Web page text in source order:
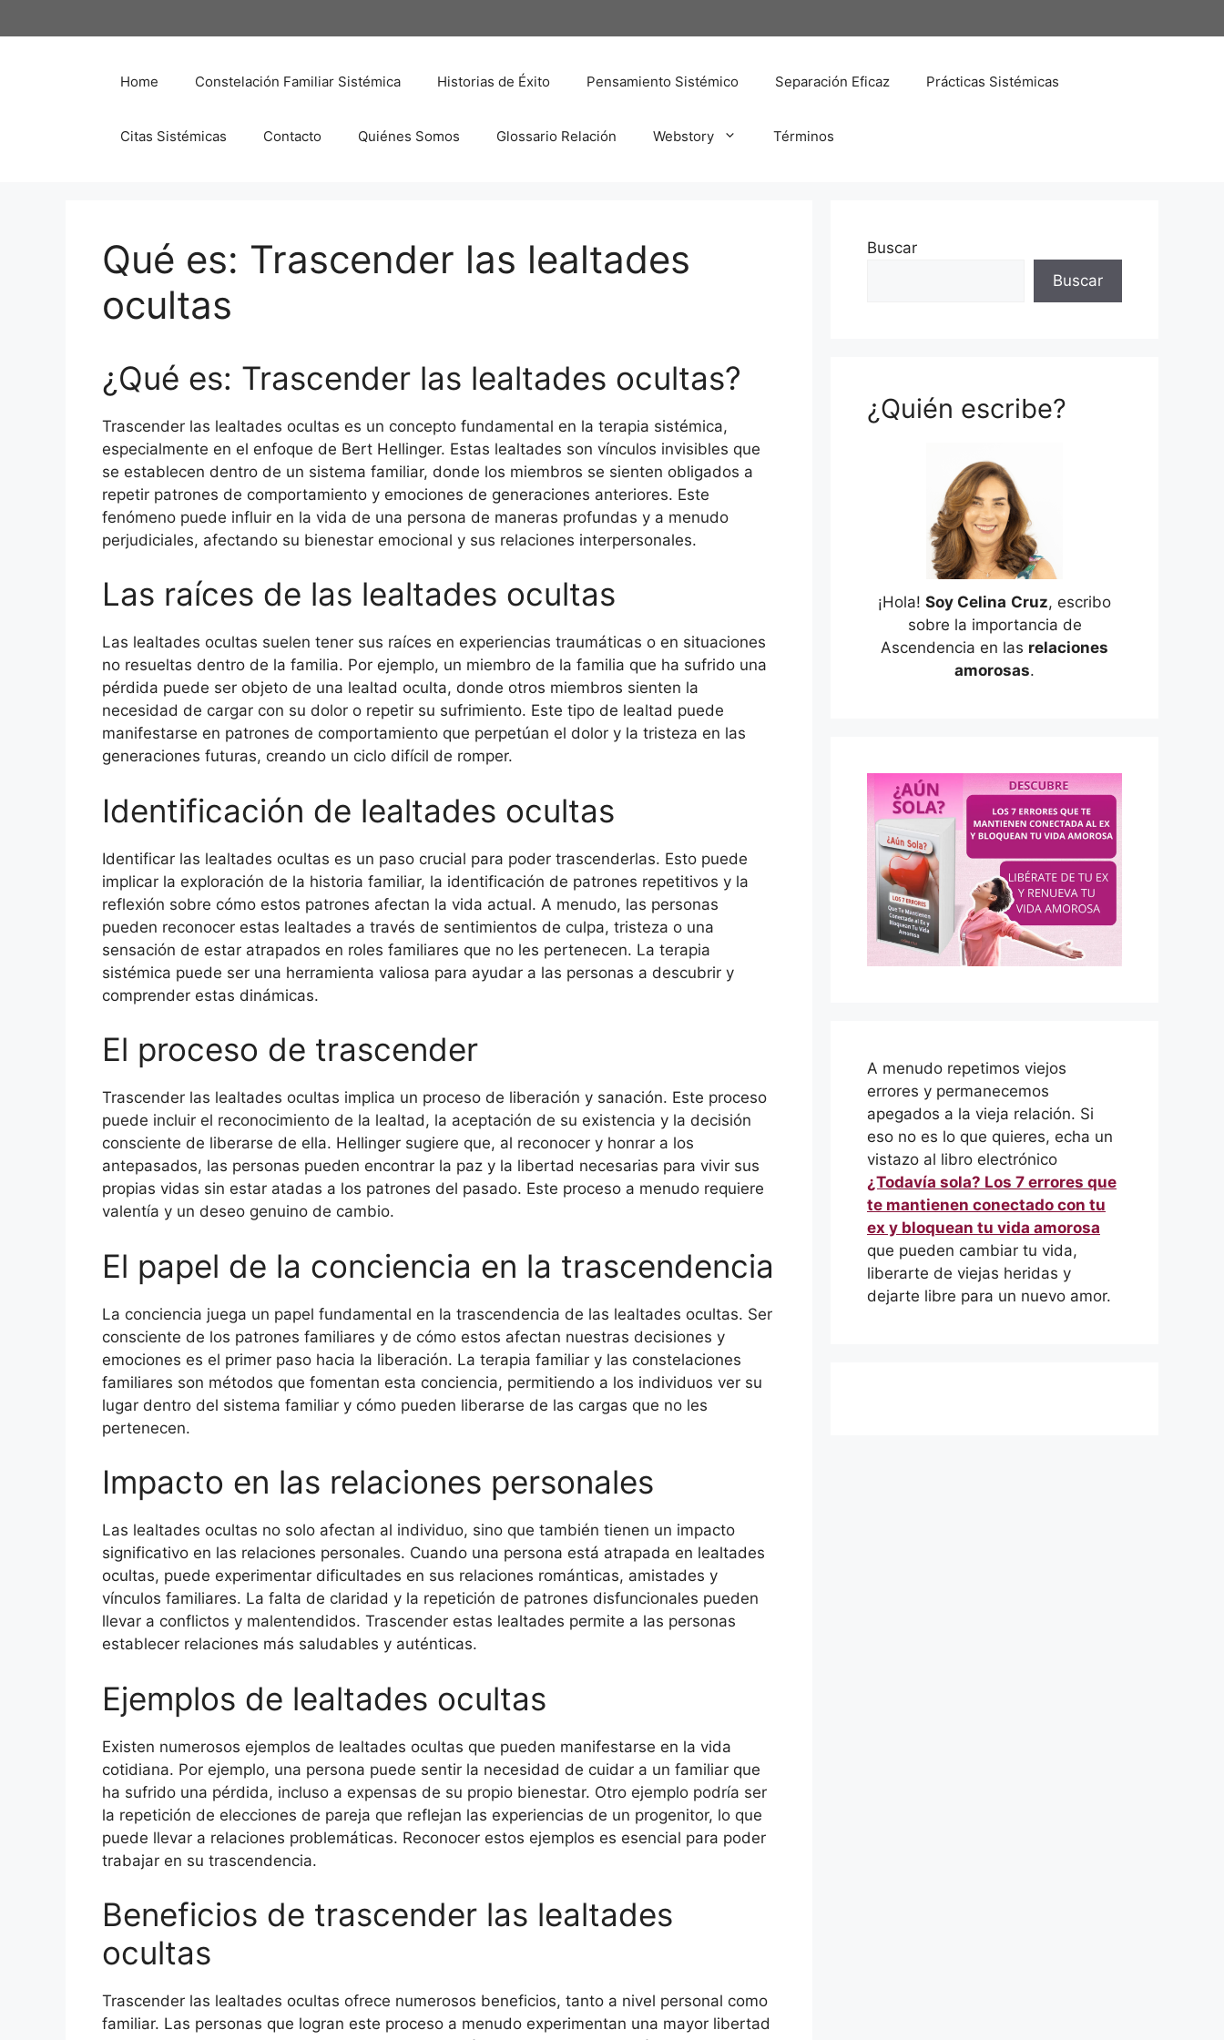
al
Home Constelación Familiar Sistémica Historias de Éxito Pensamiento Sistémico Separación Eficaz Prácticas Sistémicas
Citas Sistémicas Contacto Quiénes Somos Glossario Relación Webstory Términos
Qué es: Trascender las lealtades
ocultas
¿Qué es: Trascender las lealtades ocultas?
Trascender las lealtades ocultas es un concepto fundamental en la terapia sistémica,
especialmente en el enfoque de Bert Hellinger. Estas lealtades son vínculos invisibles que
se establecen dentro de un sistema familiar, donde los miembros se sienten obligados a
repetir patrones de comportamiento y emociones de generaciones anteriores. Este
fenómeno puede influir en la vida de una persona de maneras profundas y a menudo
perjudiciales, afectando su bienestar emocional y sus relaciones interpersonales.
Las raíces de las lealtades ocultas
Las lealtades ocultas suelen tener sus raíces en experiencias traumáticas o en situaciones
no resueltas dentro de la familia. Por ejemplo, un miembro de la familia que ha sufrido una
pérdida puede ser objeto de una lealtad oculta, donde otros miembros sienten la
necesidad de cargar con su dolor o repetir su sufrimiento. Este tipo de lealtad puede
manifestarse en patrones de comportamiento que perpetúan el dolor y la tristeza en las
generaciones futuras, creando un ciclo difícil de romper.
Identificación de lealtades ocultas
Identificar las lealtades ocultas es un paso crucial para poder trascenderlas. Esto puede
implicar la exploración de la historia familiar, la identificación de patrones repetitivos y la
reflexión sobre cómo estos patrones afectan la vida actual. A menudo, las personas
pueden reconocer estas lealtades a través de sentimientos de culpa, tristeza o una
sensación de estar atrapados en roles familiares que no les pertenecen. La terapia
sistémica puede ser una herramienta valiosa para ayudar a las personas a descubrir y
comprender estas dinámicas.
El proceso de trascender
Trascender las lealtades ocultas implica un proceso de liberación y sanación. Este proceso
puede incluir el reconocimiento de la lealtad, la aceptación de su existencia y la decisión
consciente de liberarse de ella. Hellinger sugiere que, al reconocer y honrar a los
antepasados, las personas pueden encontrar la paz y la libertad necesarias para vivir sus
propias vidas sin estar atadas a los patrones del pasado. Este proceso a menudo requiere
valentía y un deseo genuino de cambio.
El papel de la conciencia en la trascendencia
La conciencia juega un papel fundamental en la trascendencia de las lealtades ocultas. Ser
consciente de los patrones familiares y de cómo estos afectan nuestras decisiones y
emociones es el primer paso hacia la liberación. La terapia familiar y las constelaciones
familiares son métodos que fomentan esta conciencia, permitiendo a los individuos ver su
lugar dentro del sistema familiar y cómo pueden liberarse de las cargas que no les
pertenecen.
Impacto en las relaciones personales
Las lealtades ocultas no solo afectan al individuo, sino que también tienen un impacto
significativo en las relaciones personales. Cuando una persona está atrapada en lealtades
ocultas, puede experimentar dificultades en sus relaciones románticas, amistades y
vínculos familiares. La falta de claridad y la repetición de patrones disfuncionales pueden
llevar a conflictos y malentendidos. Trascender estas lealtades permite a las personas
establecer relaciones más saludables y auténticas.
Ejemplos de lealtades ocultas
Existen numerosos ejemplos de lealtades ocultas que pueden manifestarse en la vida
cotidiana. Por ejemplo, una persona puede sentir la necesidad de cuidar a un familiar que
ha sufrido una pérdida, incluso a expensas de su propio bienestar. Otro ejemplo podría ser
la repetición de elecciones de pareja que reflejan las experiencias de un progenitor, lo que
puede llevar a relaciones problemáticas. Reconocer estos ejemplos es esencial para poder
trabajar en su trascendencia.
Beneficios de trascender las lealtades
ocultas
Trascender las lealtades ocultas ofrece numerosos beneficios, tanto a nivel personal como
familiar. Las personas que logran este proceso a menudo experimentan una mayor libertad
Buscar
Buscar
¿Quién escribe?
¡Hola! Soy Celina Cruz, escribo
sobre la importancia de
Ascendencia en las relaciones
amorosas.
A menudo repetimos viejos
errores y permanecemos
apegados a la vieja relación. Si
eso no es lo que quieres, echa un
vistazo al libro electrónico
¿Todavía sola? Los 7 errores que
te mantienen conectado con tu
ex y bloquean tu vida amorosa
que pueden cambiar tu vida,
liberarte de viejas heridas y
dejarte libre para un nuevo amor.